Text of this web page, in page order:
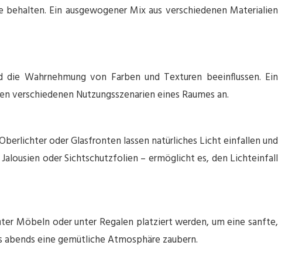
Ein ausgewogener Mix aus verschiedenen Materialien
Wahrnehmung von Farben und Texturen beeinflussen. Ein
Nutzungsszenarien eines Raumes an.
oder Glasfronten lassen natürliches Licht einfallen und
oder Sichtschutzfolien – ermöglicht es, den Lichteinfall
Möbeln oder unter Regalen platziert werden, um eine sanfte,
eine gemütliche Atmosphäre zaubern.